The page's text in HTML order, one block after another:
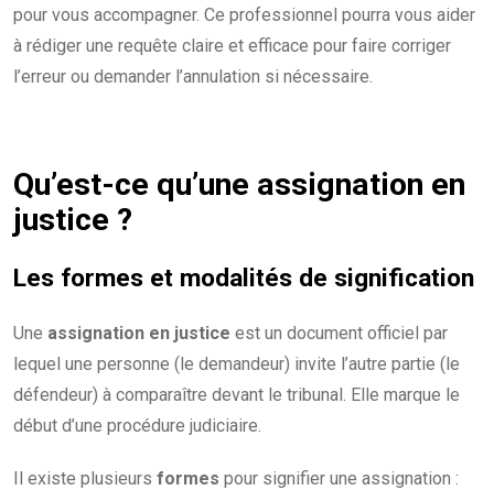
pour vous accompagner. Ce professionnel pourra vous aider
à rédiger une requête claire et efficace pour faire corriger
l’erreur ou demander l’annulation si nécessaire.
Qu’est-ce qu’une assignation en
justice ?
Les formes et modalités de signification
Une assignation en justice est un document officiel par
lequel une personne (le demandeur) invite l’autre partie (le
défendeur) à comparaître devant le tribunal. Elle marque le
début d’une procédure judiciaire.
Il existe plusieurs formes pour signifier une assignation :